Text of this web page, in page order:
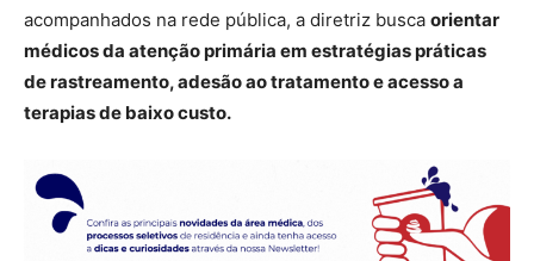
acompanhados na rede pública, a diretriz busca orientar
médicos da atenção primária em estratégias práticas
de rastreamento, adesão ao tratamento e acesso a
terapias de baixo custo.